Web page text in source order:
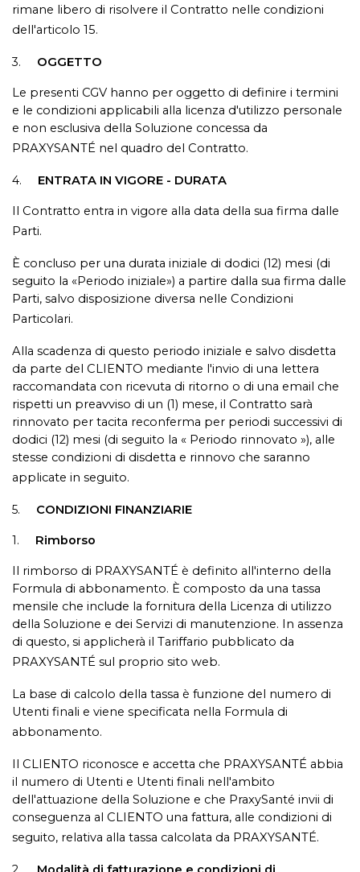
rimane libero di risolvere il Contratto nelle condizioni
dell'articolo 15.
3. OGGETTO
Le presenti CGV hanno per oggetto di definire i termini
e le condizioni applicabili alla licenza d'utilizzo personale
e non esclusiva della Soluzione concessa da
PRAXYSANTÉ nel quadro del Contratto.
4. ENTRATA IN VIGORE - DURATA
Il Contratto entra in vigore alla data della sua firma dalle
Parti.
È concluso per una durata iniziale di dodici (12) mesi (di
seguito la «Periodo iniziale») a partire dalla sua firma dalle
Parti, salvo disposizione diversa nelle Condizioni
Particolari.
Alla scadenza di questo periodo iniziale e salvo disdetta
da parte del CLIENTO mediante l'invio di una lettera
raccomandata con ricevuta di ritorno o di una email che
rispetti un preavviso di un (1) mese, il Contratto sarà
rinnovato per tacita reconferma per periodi successivi di
dodici (12) mesi (di seguito la « Periodo rinnovato »), alle
stesse condizioni di disdetta e rinnovo che saranno
applicate in seguito.
5. CONDIZIONI FINANZIARIE
1. Rimborso
Il rimborso di PRAXYSANTÉ è definito all'interno della
Formula di abbonamento. È composto da una tassa
mensile che include la fornitura della Licenza di utilizzo
della Soluzione e dei Servizi di manutenzione. In assenza
di questo, si applicherà il Tariffario pubblicato da
PRAXYSANTÉ sul proprio sito web.
La base di calcolo della tassa è funzione del numero di
Utenti finali e viene specificata nella Formula di
abbonamento.
Il CLIENTO riconosce e accetta che PRAXYSANTÉ abbia
il numero di Utenti e Utenti finali nell'ambito
dell'attuazione della Soluzione e che PraxySanté invii di
conseguenza al CLIENTO una fattura, alle condizioni di
seguito, relativa alla tassa calcolata da PRAXYSANTÉ.